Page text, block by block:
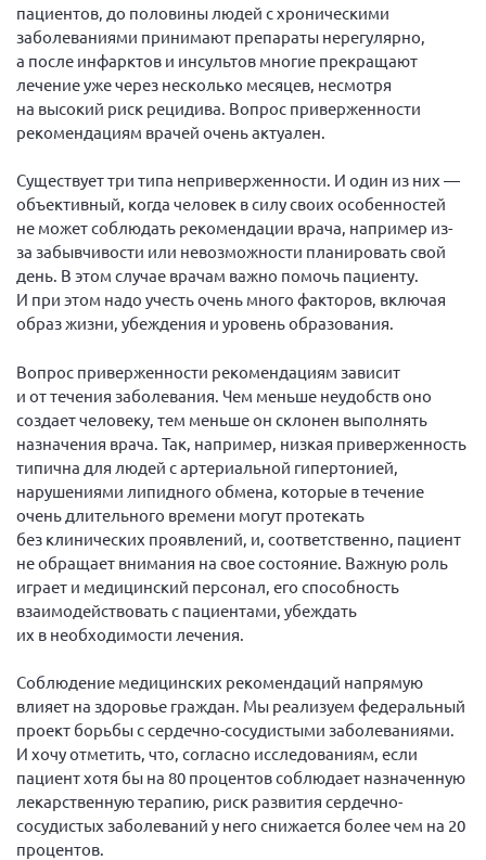
Отдел международных отношений
Вице-президент Черненко Д.Е.
Вице-президент Валюх М.В.
Вице-президент Чернова А.В.
Вице-президент Груба Л.В.
Главный бухгалтер Жаворонкова Г.М.
Конференция ОООИБРС 2026
Конференция ОООИБРС 2025
Экспертный совет ОООИБРС 2025
Конференция ОООИБРС 2024
Конференция ОООИБРС 2023
Конференция ОООИБРС 2022
Конференция ОООИБРС 2021
Конференция ВСЭ 2021
Конференция ОООИБРС 2020
Документы съездов
Первый съезд
Второй съезд
Третий съезд
Четвертый съезд
Пятый съезд
Шестой съезд
ОФ «Фонд содействия больным рассеянным
склерозом»
Новости: Казахстан
пациентов, до половины людей с хроническими
заболеваниями принимают препараты нерегулярно,
а после инфарктов и инсультов многие прекращают
лечение уже через несколько месяцев, несмотря
на высокий риск рецидива. Вопрос приверженности
рекомендациям врачей очень актуален.
Существует три типа неприверженности. И один из них —
объективный, когда человек в силу своих особенностей
не может соблюдать рекомендации врача, например из-
за забывчивости или невозможности планировать свой
день. В этом случае врачам важно помочь пациенту.
И при этом надо учесть очень много факторов, включая
образ жизни, убеждения и уровень образования.
Вопрос приверженности рекомендациям зависит
и от течения заболевания. Чем меньше неудобств оно
создает человеку, тем меньше он склонен выполнять
назначения врача. Так, например, низкая приверженность
типична для людей с артериальной гипертонией,
нарушениями липидного обмена, которые в течение
очень длительного времени могут протекать
без клинических проявлений, и, соответственно, пациент
не обращает внимания на свое состояние. Важную роль
играет и медицинский персонал, его способность
взаимодействовать с пациентами, убеждать
их в необходимости лечения.
Соблюдение медицинских рекомендаций напрямую
влияет на здоровье граждан. Мы реализуем федеральный
проект борьбы с сердечно-сосудистыми заболеваниями.
И хочу отметить, что, согласно исследованиям, если
пациент хотя бы на 80 процентов соблюдает назначенную
лекарственную терапию, риск развития сердечно-
сосудистых заболеваний у него снижается более чем на 20
процентов.